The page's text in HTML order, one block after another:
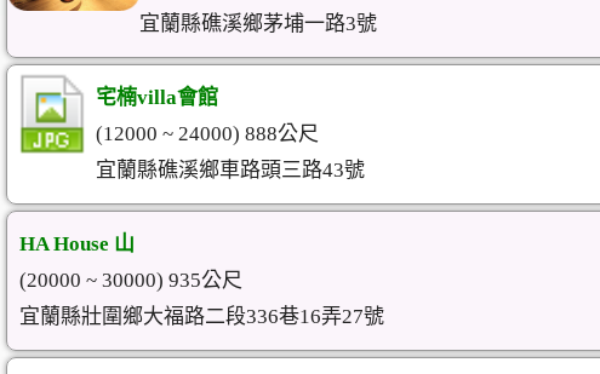
宜蘭縣礁溪鄉茅埔一路3號
宅楠villa會館
(12000 ~ 24000) 888公尺
宜蘭縣礁溪鄉車路頭三路43號
HA House 山
(20000 ~ 30000) 935公尺
宜蘭縣壯圍鄉大福路二段336巷16弄27號